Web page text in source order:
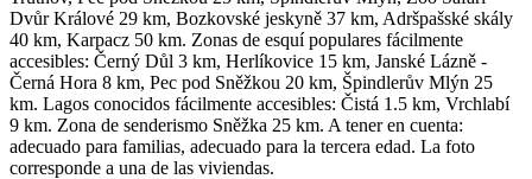
Dvůr Králové 29 km, Bozkovské jeskyně 37 km, Adršpašské skály
40 km, Karpacz 50 km. Zonas de esquí populares fácilmente
accesibles: Černý Důl 3 km, Herlíkovice 15 km, Janské Lázně -
Černá Hora 8 km, Pec pod Sněžkou 20 km, Špindlerův Mlýn 25
km. Lagos conocidos fácilmente accesibles: Čistá 1.5 km, Vrchlabí
9 km. Zona de senderismo Sněžka 25 km. A tener en cuenta:
adecuado para familias, adecuado para la tercera edad. La foto
corresponde a una de las viviendas.